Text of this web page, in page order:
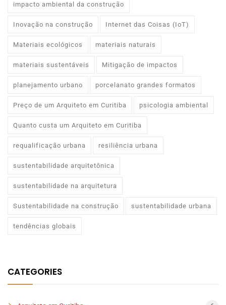
impacto ambiental da construção
Inovação na construção Internet das Coisas (IoT)
Materiais ecológicos materiais naturais
materiais sustentáveis Mitigação de impactos
planejamento urbano porcelanato grandes formatos
Preço de um Arquiteto em Curitiba psicologia ambiental
Quanto custa um Arquiteto em Curitiba
requalificação urbana resiliência urbana
sustentabilidade arquitetônica
sustentabilidade na arquitetura
Sustentabilidade na construção sustentabilidade urbana
tendências globais
CATEGORIES